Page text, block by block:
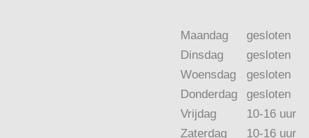
Maandag
Dinsdag
Woensdag
Donderdag
Vrijdag
Zaterdag
gesloten
gesloten
gesloten
gesloten
10-16 uur
10-16 uur